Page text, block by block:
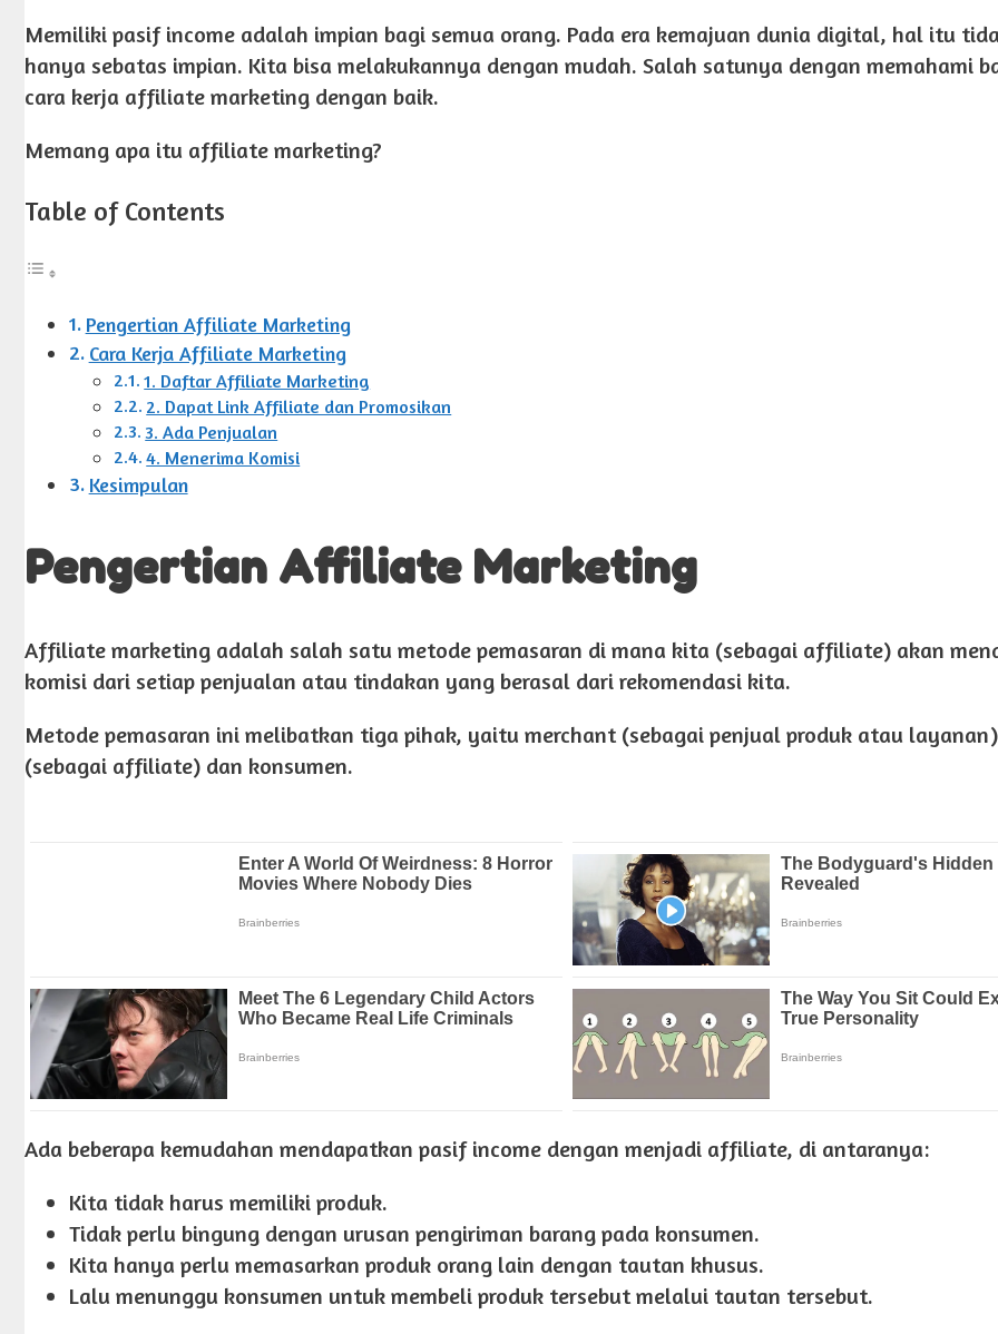
Memiliki pasif income adalah impian bagi semua orang. Pada era kemajuan dunia digital, hal itu
hanya sebatas impian. Kita bisa melakukannya dengan mudah. Salah satunya dengan memahami
cara kerja affiliate marketing dengan baik.
Memang apa itu affiliate marketing?
Table of Contents
Pengertian Affiliate Marketing
Cara Kerja Affiliate Marketing
1. Daftar Affiliate Marketing
2. Dapat Link Affiliate dan Promosikan
3. Ada Penjualan
4. Menerima Komisi
Kesimpulan
Pengertian Affiliate Marketing
Affiliate marketing adalah salah satu metode pemasaran di mana kita (sebagai affiliate) akan
komisi dari setiap penjualan atau tindakan yang berasal dari rekomendasi kita.
Metode pemasaran ini melibatkan tiga pihak, yaitu merchant (sebagai penjual produk atau
(sebagai affiliate) dan konsumen.
Ada beberapa kemudahan mendapatkan pasif income dengan menjadi affiliate, di antaranya:
Kita tidak harus memiliki produk.
Tidak perlu bingung dengan urusan pengiriman barang pada konsumen.
Kita hanya perlu memasarkan produk orang lain dengan tautan khusus.
Lalu menunggu konsumen untuk membeli produk tersebut melalui tautan tersebut.